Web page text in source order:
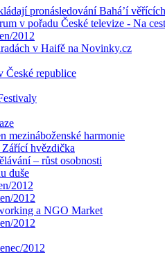
pronásledování Bahá’í
v pořadu České televize - Na
2012
v Haifě na Novinky.cz
České republice
mezináboženské harmonie
Zářící hvězdička
– růst osobnosti
duše
2012
2012
a NGO Market
2012
2012